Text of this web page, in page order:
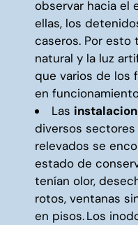
observar hacia el
ellas, los
caseros. Por esto
natural y la luz
que varios de los
en
Las
diversos
relevados se
estado de
tenían olor,
rotos, ventanas
en pisos. Los